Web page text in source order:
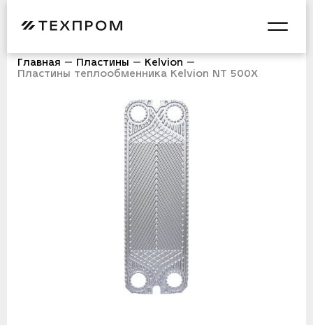
Главная Пластины
Kelvion
Пластины теплообменника Kelvion NT 500X